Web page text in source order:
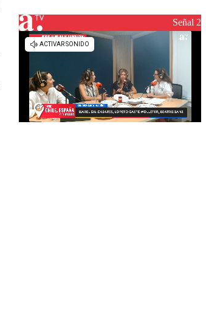
reconstrucciónSeñal 2